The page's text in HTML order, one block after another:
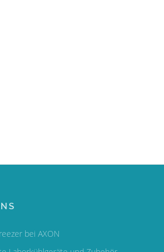
bei AXON